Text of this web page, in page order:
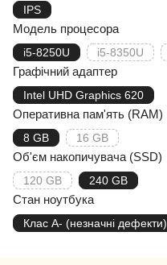
IPS
Модель процесора
i5-8250U i5-8350U
Графічний адаптер
Intel UHD Graphics 620
Оперативна пам'ять (RAM)
8 GB 16 GB
Об'єм накопичувача (SSD)
120 GB 240 GB
Стан ноутбука
Клас A- (незначні дефекти)